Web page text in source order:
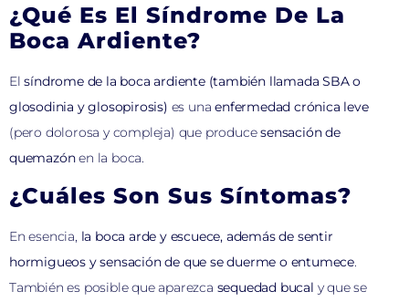
¿Qué Es El Síndrome De La
Boca Ardiente?
Elsíndrome de la boca ardiente (también llamada SBA o
glosodinia y glosopirosis) es unaenfermedad crónica leve
(pero dolorosa y compleja) que producesensación de
quemazónen la boca.
¿Cuáles Son Sus Síntomas?
En esencia, la boca arde y escuece, además de sentir
hormigueos y sensación de que se duerme o entumece.
También es posible que aparezca sequedad bucal y que se